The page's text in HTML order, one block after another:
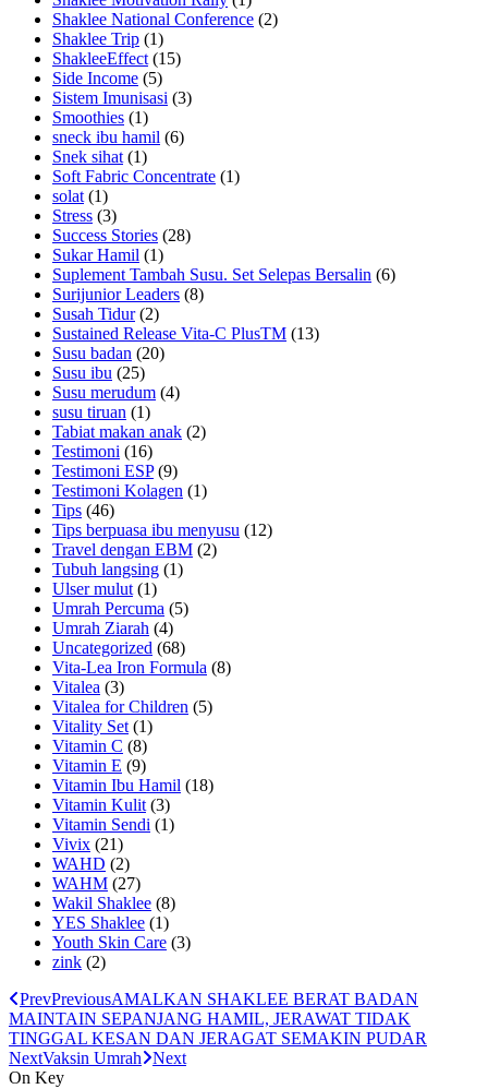
Shaklee National Conference (2)
Shaklee Trip (1)
ShakleeEffect (15)
Side Income (5)
Sistem Imunisasi (3)
Smoothies (1)
sneck ibu hamil (6)
Snek sihat (1)
Soft Fabric Concentrate (1)
solat (1)
Stress (3)
Success Stories (28)
Sukar Hamil (1)
Suplement Tambah Susu. Set Selepas Bersalin (6)
Surijunior Leaders (8)
Susah Tidur(2)
Sustained Release Vita-C PlusTM (13)
Susu badan (20)
Susu ibu (25)
Susu merudum (4)
susu tiruan (1)
Tabiat makan anak (2)
Testimoni (16)
Testimoni ESP(9)
Testimoni Kolagen (1)
Tips (46)
Tips berpuasa ibu menyusu (12)
Travel dengan EBM (2)
Tubuh langsing (1)
Ulser mulut (1)
Umrah Percuma (5)
Umrah Ziarah (4)
Uncategorized (68)
Vita-Lea Iron Formula (8)
Vitalea (3)
Vitalea for Children (5)
Vitality Set (1)
Vitamin C (8)
Vitamin E (9)
Vitamin Ibu Hamil (18)
Vitamin Kulit (3)
Vitamin Sendi (1)
Vivix (21)
WAHD (2)
WAHM (27)
Wakil Shaklee (8)
YES Shaklee (1)
Youth Skin Care (3)
zink (2)
PrevPreviousAMALKAN SHAKLEE BERAT BADAN
MAINTAIN SEPANJANG HAMIL, JERAWAT TIDAK
TINGGAL KESAN DAN JERAGAT SEMAKIN PUDAR
NextVaksin Umrah
Next
On Key